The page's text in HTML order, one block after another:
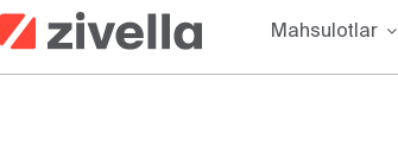
Skip
to
content
Mahsulotlar